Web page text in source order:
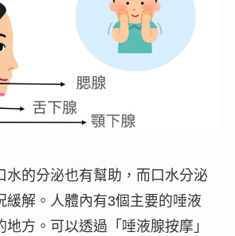
水的分泌也有幫助，而口水分泌
緩解。人體內有3個主要的唾液
地方。可以透過「 唾液腺按摩 」